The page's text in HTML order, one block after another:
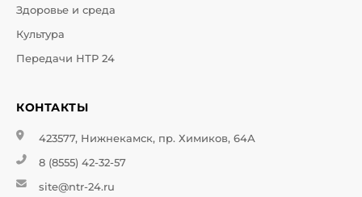
Здоровье и среда
Культура
Передачи НТР 24
КОНТАКТЫ
423577, Нижнекамск, пр. Химиков, 64А
8 (8555) 42-32-57
site@ntr-24.ru